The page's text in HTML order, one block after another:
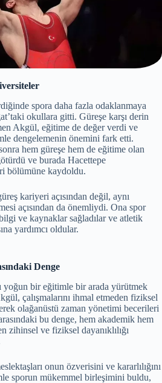
spora daha fazla odaklanmaya
okullara gitti. Güreşe karşı derin
Akgül, eğitime de değer verdi ve
dengelemenin önemini fark etti.
hem güreşe hem de eğitime olan
ve burada Hacettepe
bölümüne kaydoldu.
kariyeri açısından değil, aynı
açısından da önemliydi. Ona spor
ve kaynaklar sağladılar ve atletik
yardımcı oldular.
Denge
yoğun bir eğitimle bir arada yürütmek
çalışmalarını ihmal etmeden fiziksel
olağanüstü zaman yönetimi becerileri
bu denge, hem akademik hem
zihinsel ve fiziksel dayanıklılığı
onun özverisini ve kararlılığını
sporun mükemmel birleşimini buldu,